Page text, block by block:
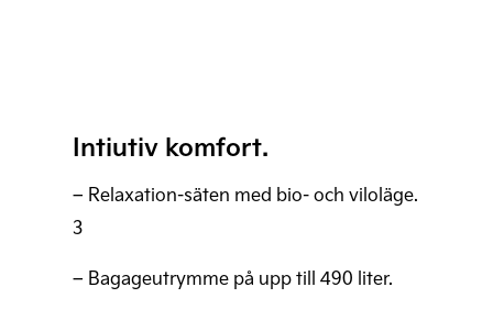
Intiutiv komfort.
– Relaxation-säten med bio- och viloläge.
3
– Bagageutrymme på upp till 490 liter.